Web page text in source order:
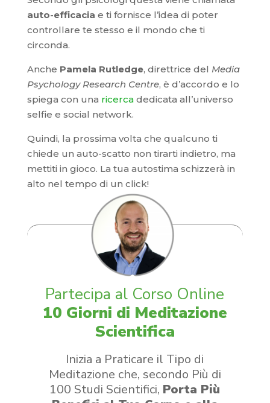
auto-efficacia e ti fornisce l’idea di poter
controllare te stesso e il mondo che ti
circonda.
Anche Pamela Rutledge, direttrice del Media
Psychology Research Centre, è d’accordo e lo
spiega con una ricercadedicata all’universo
selfie e social network.
Quindi, la prossima volta che qualcuno ti
chiede un auto-scatto non tirarti indietro, ma
mettiti in gioco. La tua autostima schizzerà in
alto nel tempo di un click!
​Partecipa al Corso Online
10 Giorni di Meditazione
Scientifica
Inizia a Praticare il Tipo di
Meditazione che, secondo Più di
100 Studi Scientifici, Porta Più